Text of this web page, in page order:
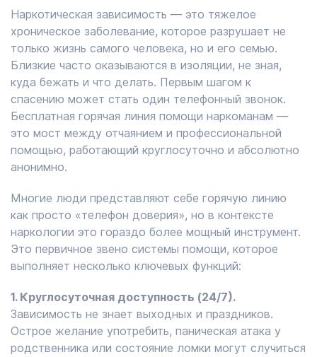
Наркотическая зависимость — это тяжелое
хроническое заболевание, которое разрушает не
только жизнь самого человека, но и его семью.
Близкие часто оказываются в изоляции, не зная,
куда бежать и что делать. Первым шагом к
спасению может стать один телефонный звонок.
Бесплатная горячая линия помощи наркоманам —
это мост между отчаянием и профессиональной
помощью, работающий круглосуточно и абсолютно
анонимно.
Многие люди представляют себе горячую линию
как просто «телефон доверия», но в контексте
наркологии это гораздо более мощный инструмент.
Это первичное звено системы помощи, которое
выполняет несколько ключевых функций:
1. Круглосуточная доступность (24/7).
Зависимость не знает выходных и праздников.
Острое желание употребить, паническая атака у
родственника или состояние ломки могут случиться